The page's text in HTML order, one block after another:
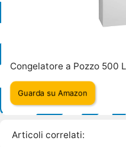
Congelatore a Pozzo 500
Guarda su Amazon
Articoli correlati: